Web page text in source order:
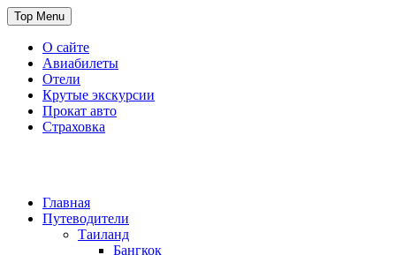
Skip
to
content
Top Menu
О сайте
Авиабилеты
Отели
Крутые экскурсии
Прокат авто
Страховка
Главная
Путеводители
Таиланд
Бангкок